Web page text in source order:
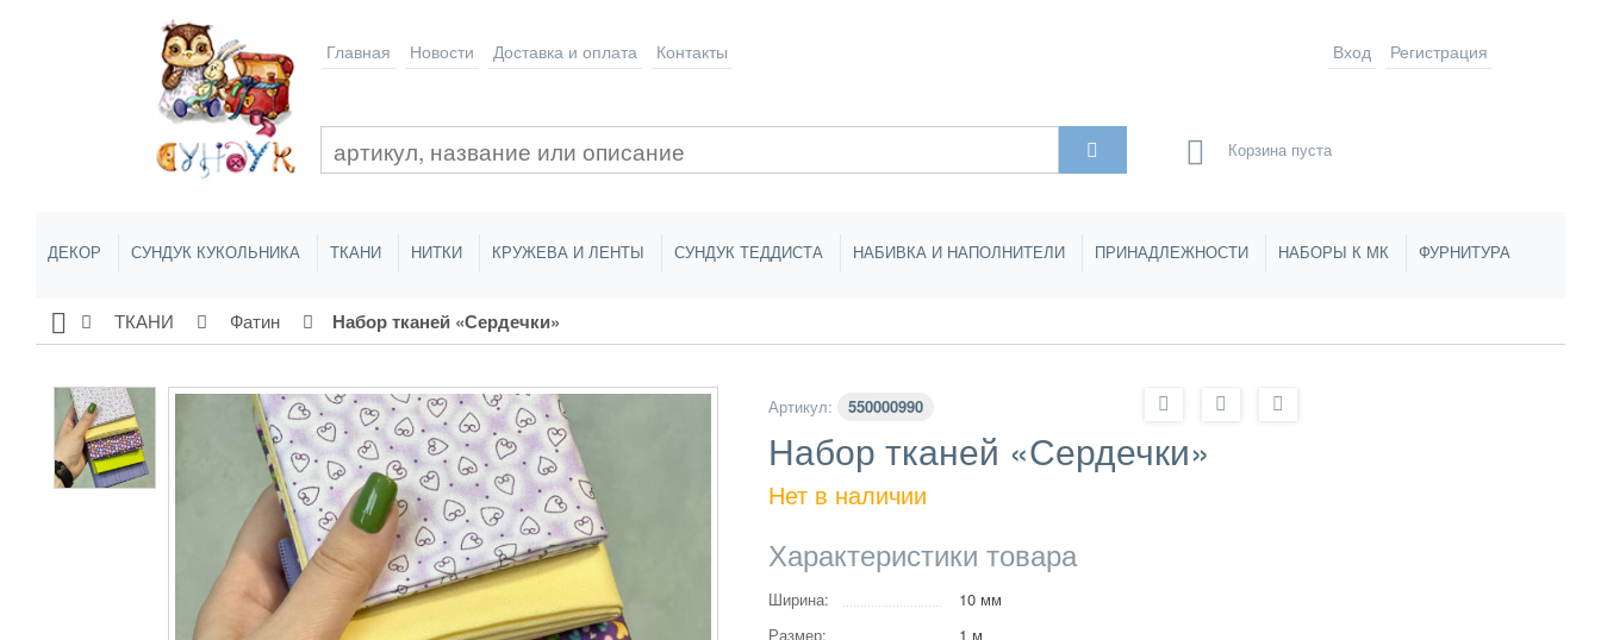
Главная Новости Доставка и оплата Контакты Вход Регистрация
Корзина пуста
ДЕКОР СУНДУК КУКОЛЬНИКА ТКАНИ НИТКИ КРУЖЕВА И ЛЕНТЫ СУНДУК ТЕДДИСТА НАБИВКА И НАПОЛНИТЕЛИ ПРИНАДЛЕЖНОСТИ НАБОРЫ К МК ФУРНИТУРА
ТКАНИ Фатин Набор тканей «Сердечки»
Артикул: 550000990
Набор тканей «Сердечки»
Нет в наличии
Характеристики товара
Ширина:
10 мм
Размер:
1 м